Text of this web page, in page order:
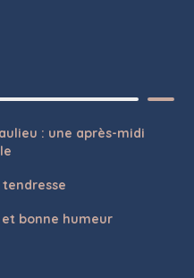
: une après-midi
et bonne humeur